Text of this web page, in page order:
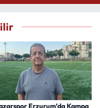
Erzurum’da Kampa